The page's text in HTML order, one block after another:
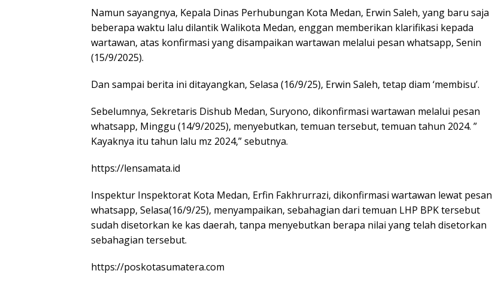
Namun sayangnya, Kepala Dinas Perhubungan Kota Medan, Erwin Saleh, yang baru saja
beberapa waktu lalu dilantik Walikota Medan, enggan memberikan klarifikasi kepada
wartawan, atas konfirmasi yang disampaikan wartawan melalui pesan whatsapp, Senin
(15/9/2025).
Dan sampai berita ini ditayangkan, Selasa (16/9/25), Erwin Saleh, tetap diam ‘membisu’.
Sebelumnya, Sekretaris Dishub Medan, Suryono, dikonfirmasi wartawan melalui pesan
whatsapp, Minggu (14/9/2025), menyebutkan, temuan tersebut, temuan tahun 2024. ”
Kayaknya itu tahun lalu mz 2024,” sebutnya.
https://lensamata.id
Inspektur Inspektorat Kota Medan, Erfin Fakhrurrazi, dikonfirmasi wartawan lewat pesan
whatsapp, Selasa(16/9/25), menyampaikan, sebahagian dari temuan LHP BPK tersebut
sudah disetorkan ke kas daerah, tanpa menyebutkan berapa nilai yang telah disetorkan
sebahagian tersebut.
https://poskotasumatera.com